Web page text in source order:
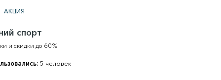
АКЦИЯ
спорт
и скидки до 60%
5 человек